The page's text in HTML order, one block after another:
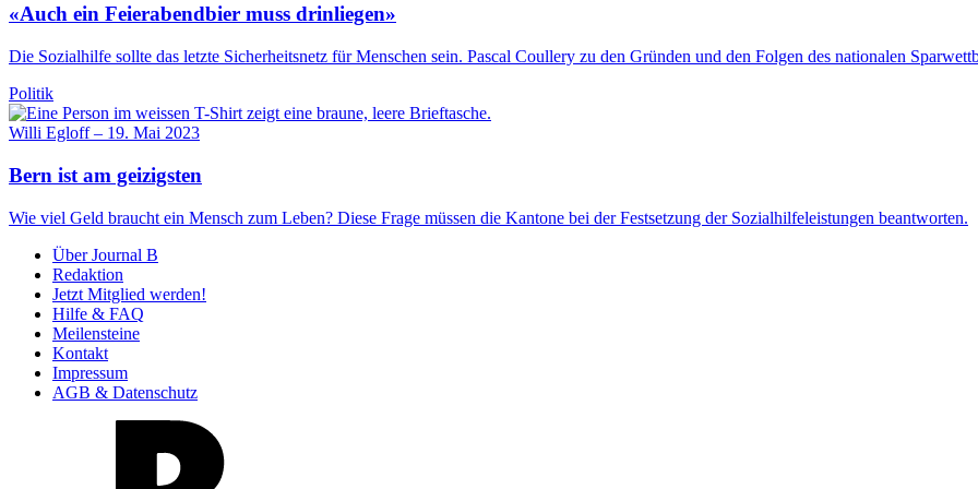
«Auch ein Feierabendbier muss drinliegen»
Die Sozialhilfe sollte das letzte Sicherheitsnetz für Menschen sein. Pascal Coullery zu den Gründen und den Folgen des nationalen
Politik
Willi Egloff– 19. Mai 2023
Bern ist am geizigsten
Wie viel Geld braucht ein Mensch zum Leben? Diese Frage müssen die Kantone bei der Festsetzung der Sozialhilfeleistungen beantworten.
Über Journal B
Redaktion
Jetzt Mitglied werden!
Hilfe & FAQ
Meilensteine
Kontakt
Impressum
AGB & Datenschutz